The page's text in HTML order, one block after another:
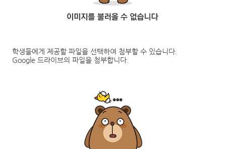
학생들에게 제공할 파일을 선택하여 첨부할 수 있습니다
Google 드라이브의 파일을 첨부합니다